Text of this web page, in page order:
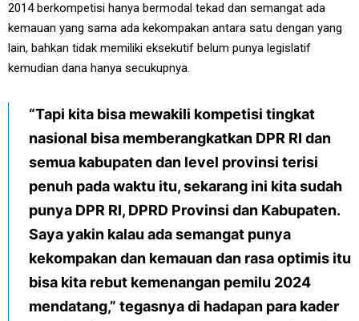
2014 berkompetisi hanya bermodal tekad dan semangat ada
kemauan yang sama ada kekompakan antara satu dengan yang
lain, bahkan tidak memiliki eksekutif belum punya legislatif
kemudian dana hanya secukupnya.
“Tapi kita bisa mewakili kompetisi tingkat
nasional bisa memberangkatkan DPR RI dan
semua kabupaten dan level provinsi terisi
penuh pada waktu itu, sekarang ini kita sudah
punya DPR RI, DPRD Provinsi dan Kabupaten.
Saya yakin kalau ada semangat punya
kekompakan dan kemauan dan rasa optimis itu
bisa kita rebut kemenangan pemilu 2024
mendatang,” tegasnya di hadapan para kader